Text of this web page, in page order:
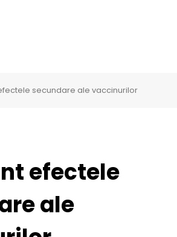
secundare ale vaccinurilor
efectele
ale